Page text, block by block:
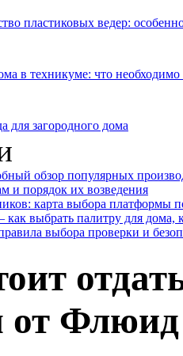
пластиковых ведер:
в техникуме: что необходимо
для загородного дома
обзор популярных
и порядок их возведения
карта выбора платформы
выбрать палитру для дома,
выбора проверки и
от